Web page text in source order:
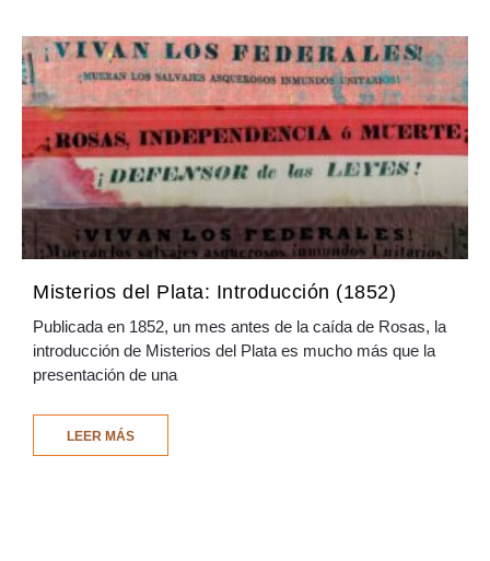
Misterios del Plata: Introducción (1852)
Publicada en 1852, un mes antes de la caída de Rosas, la
introducción de Misterios del Plata es mucho más que la
presentación de una
LEER MÁS